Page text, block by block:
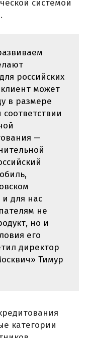
системой
российских
клиент может
в размере
—
для нас
не
но и
его
директор
Тимур
категории